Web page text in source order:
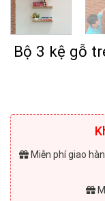
Bộ 3 kệ gỗ
Miễn phí giao